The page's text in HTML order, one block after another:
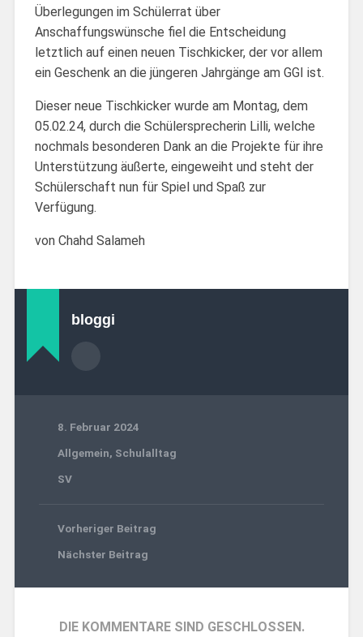
Überlegungen im Schülerrat über
Anschaffungswünsche fiel die Entscheidung
letztlich auf einen neuen Tischkicker, der vor allem
ein Geschenk an die jüngeren Jahrgänge am GGI ist.
Dieser neue Tischkicker wurde am Montag, dem
05.02.24, durch die Schülersprecherin Lilli, welche
nochmals besonderen Dank an die Projekte für ihre
Unterstützung äußerte, eingeweiht und steht der
Schülerschaft nun für Spiel und Spaß zur
Verfügung.
von Chahd Salameh
bloggi
8. Februar 2024
Allgemein, Schulalltag
SV
Vorheriger Beitrag
Nächster Beitrag
DIE KOMMENTARE SIND GESCHLOSSEN.